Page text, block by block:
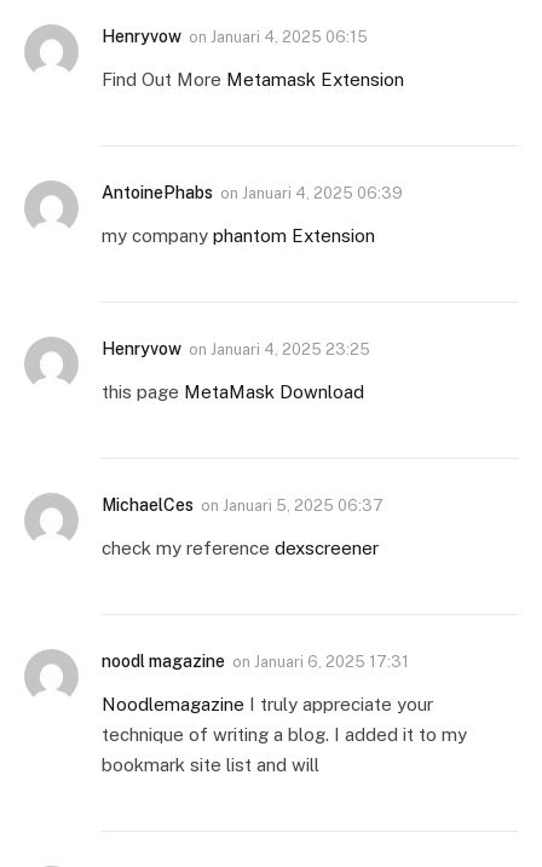
Henryvow on Januari 4, 2025 06:15
Find Out More Metamask Extension
AntoinePhabs on Januari 4, 2025 06:39
my company phantom Extension
Henryvow on Januari 4, 2025 23:25
this page MetaMask Download
MichaelCes on Januari 5, 2025 06:37
check my reference dexscreener
noodl magazine on Januari 6, 2025 17:31
Noodlemagazine I truly appreciate your
technique of writing a blog. I added it to my
bookmark site list and will